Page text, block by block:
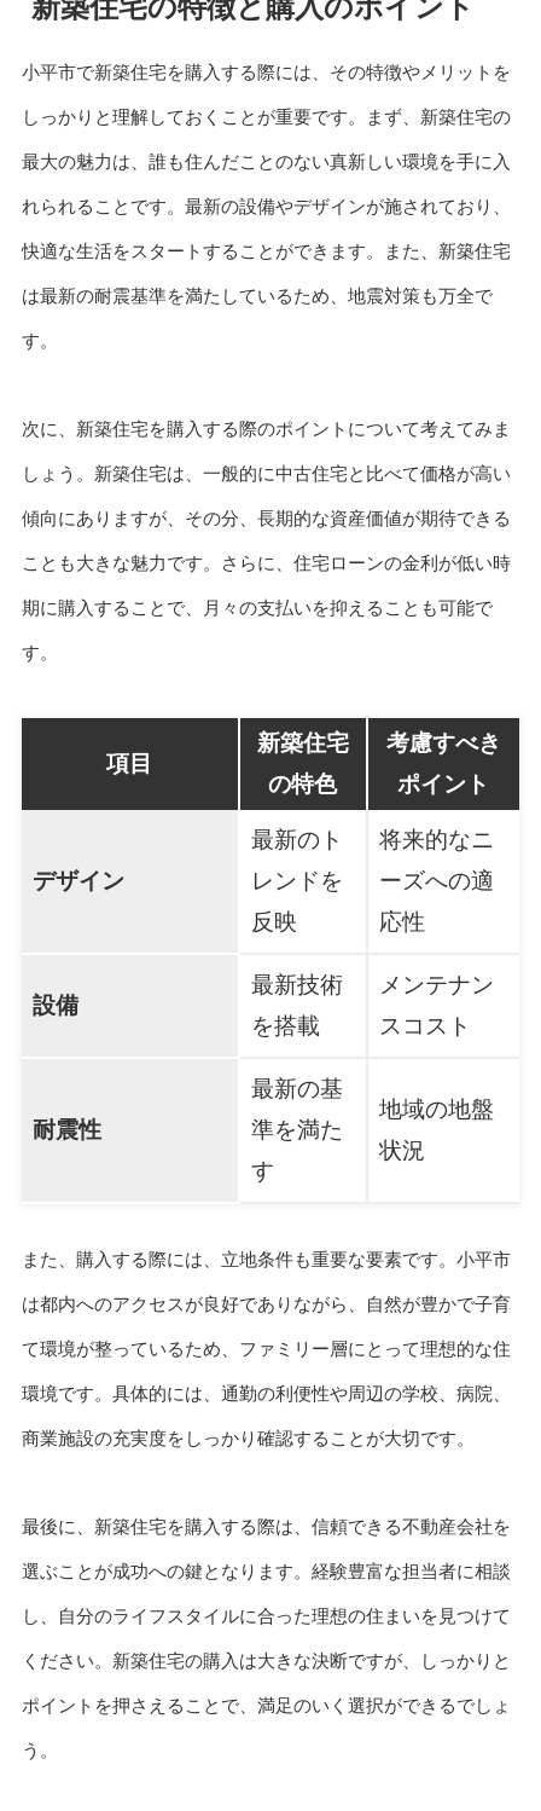
新築住宅の特徴と購入のポイント
小平市で新築住宅を購入する際には、その特徴やメリットを
しっかりと理解しておくことが重要です。まず、新築住宅の
最大の魅力は、誰も住んだことのない真新しい環境を手に入
れられることです。最新の設備やデザインが施されており、
快適な生活をスタートすることができます。また、新築住宅
は最新の耐震基準を満たしているため、地震対策も万全で
す。
次に、新築住宅を購入する際のポイントについて考えてみま
しょう。新築住宅は、一般的に中古住宅と比べて価格が高い
傾向にありますが、その分、長期的な資産価値が期待できる
ことも大きな魅力です。さらに、住宅ローンの金利が低い時
期に購入することで、月々の支払いを抑えることも可能で
す。
項目
新築住宅
の特色
考慮すべき
ポイント
デザイン
最新のト
レンドを
反映
将来的なニ
ーズへの適
応性
設備
最新技術
を搭載
メンテナン
スコスト
耐震性
最新の基
準を満た
す
地域の地盤
状況
また、購入する際には、立地条件も重要な要素です。小平市
は都内へのアクセスが良好でありながら、自然が豊かで子育
て環境が整っているため、ファミリー層にとって理想的な住
環境です。具体的には、通勤の利便性や周辺の学校、病院、
商業施設の充実度をしっかり確認することが大切です。
最後に、新築住宅を購入する際は、信頼できる不動産会社を
選ぶことが成功への鍵となります。経験豊富な担当者に相談
し、自分のライフスタイルに合った理想の住まいを見つけて
ください。新築住宅の購入は大きな決断ですが、しっかりと
ポイントを押さえることで、満足のいく選択ができるでしょ
う。